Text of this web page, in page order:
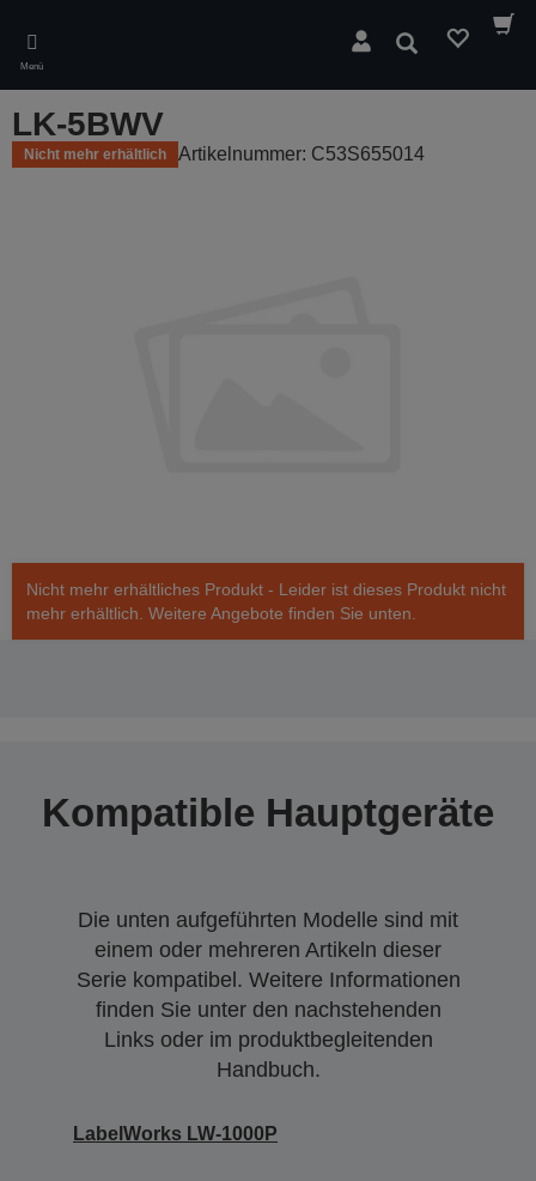
main
content
Menü
Suchen
LK-5BWV
Nicht mehr erhältlich Artikelnummer: C53S655014
Nicht mehr erhältliches Produkt - Leider ist dieses Produkt nicht
mehr erhältlich. Weitere Angebote finden Sie unten.
Kompatible Hauptgeräte
Die unten aufgeführten Modelle sind mit
einem oder mehreren Artikeln dieser
Serie kompatibel. Weitere Informationen
finden Sie unter den nachstehenden
Links oder im produktbegleitenden
Handbuch.
LabelWorks LW-1000P